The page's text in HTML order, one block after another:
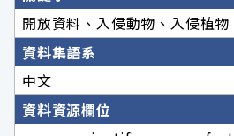
開放資料、入侵動物、入侵植物
資料集語系
中文
資料資源欄位